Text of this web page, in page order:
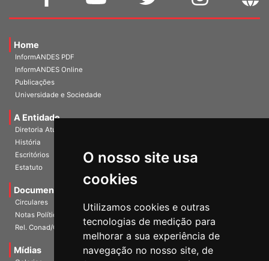
O nosso site usa
cookies
Utilizamos cookies e outras
tecnologias de medição para
melhorar a sua experiência de
navegação no nosso site, de
Home
InformANDES PDF
InformANDES Online
Publicações
Universidade e Sociedade
A Entidade
Diretoria Atual
História
Escritórios
Estatuto
Documentos
Circulares
Notas Políticas
Rel. Conad/Congresso
Mídias